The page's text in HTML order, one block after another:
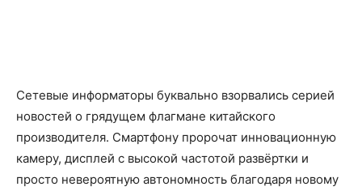
Сетевые информаторы буквально взорвались серией
новостей о грядущем флагмане китайского
производителя. Смартфону пророчат инновационную
камеру, дисплей с высокой частотой развёртки и
просто невероятную автономность благодаря новому